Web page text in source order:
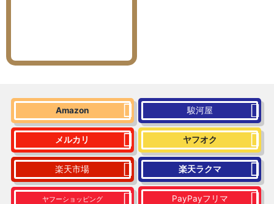
Amazon 駿河屋
メルカリ ヤフオク
楽天市場 楽天ラクマ
ヤフーショッピング PayPayフリマ